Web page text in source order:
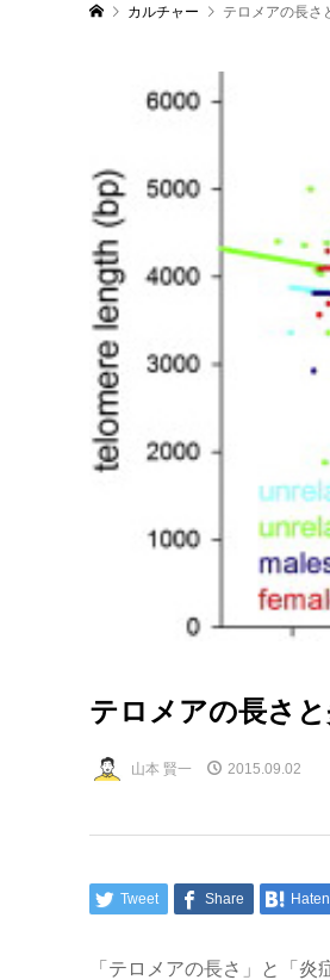
カルチャー テロメアの長さ
テロメアの長さ
山本 賢一 2015.09.02
Tweet Share
「テロメアの長さ」と「